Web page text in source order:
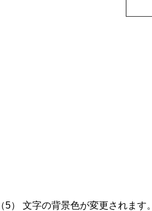
（5） 文字の背景色が変更されます。